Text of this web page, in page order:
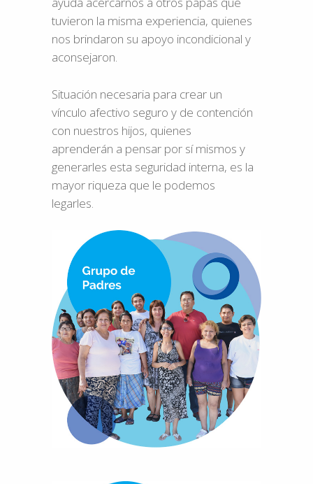
tuvieron la misma experiencia, quienes
nos brindaron su apoyo incondicional y
aconsejaron.
Situación necesaria para crear un
vínculo afectivo seguro y de contención
con nuestros hijos, quienes
aprenderán a pensar por sí mismos y
generarles esta seguridad interna, es la
mayor riqueza que le podemos
legarles.